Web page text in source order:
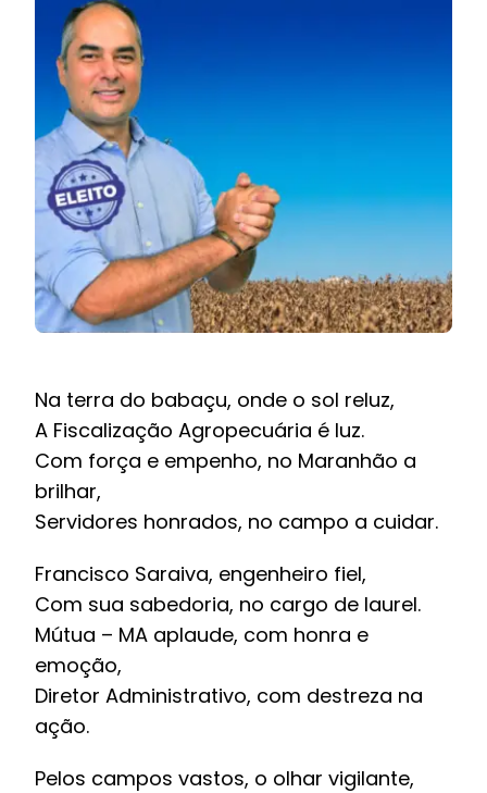
BOLETIM INFORMATIVO
BARREIRAS
PCCR JÁ – Galeria
Na terra do babaçu, onde o sol reluz,
A Fiscalização Agropecuária é luz.
Com força e empenho, no Maranhão a
brilhar,
Servidores honrados, no campo a cuidar.
Francisco Saraiva, engenheiro fiel,
Com sua sabedoria, no cargo de laurel.
Mútua – MA aplaude, com honra e
emoção,
Diretor Administrativo, com destreza na
ação.
Pelos campos vastos, o olhar vigilante,